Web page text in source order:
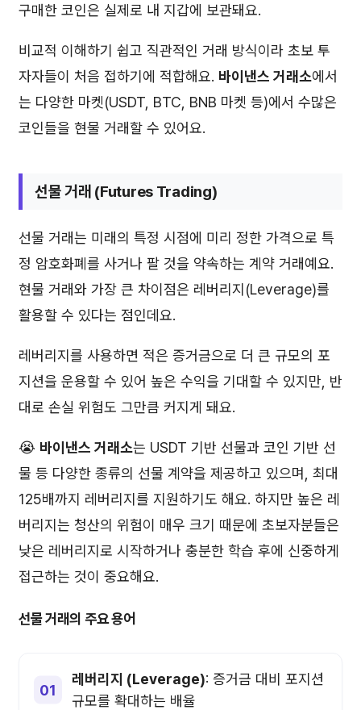
구매한 코인은 실제로 내 지갑에 보관돼요.
비교적 이해하기 쉽고 직관적인 거래 방식이라 초보 투
자자들이 처음 접하기에 적합해요. 바이낸스 거래소에서
는 다양한 마켓(USDT, BTC, BNB 마켓 등)에서 수많은
코인들을 현물 거래할 수 있어요.
선물 거래 (Futures Trading)
선물 거래는 미래의 특정 시점에 미리 정한 가격으로 특
정 암호화폐를 사거나 팔 것을 약속하는 계약 거래예요.
현물 거래와 가장 큰 차이점은 레버리지(Leverage)를
활용할 수 있다는 점인데요.
레버리지를 사용하면 적은 증거금으로 더 큰 규모의 포
지션을 운용할 수 있어 높은 수익을 기대할 수 있지만, 반
대로 손실 위험도 그만큼 커지게 돼요.
😭 바이낸스 거래소는 USDT 기반 선물과 코인 기반 선
물 등 다양한 종류의 선물 계약을 제공하고 있으며, 최대
125배까지 레버리지를 지원하기도 해요. 하지만 높은 레
버리지는 청산의 위험이 매우 크기 때문에 초보자분들은
낮은 레버리지로 시작하거나 충분한 학습 후에 신중하게
접근하는 것이 중요해요.
선물 거래의 주요 용어
레버리지 (Leverage): 증거금 대비 포지션
규모를 확대하는 배율